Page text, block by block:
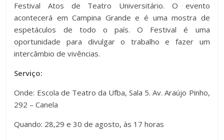
m
Festival Atos de Teatro Universitário. O evento
acontecerá em Campina Grande e é uma mostra de
espetáculos de todo o país. O Festival é uma
oportunidade para divulgar o trabalho e fazer um
intercâmbio de vivências.
Serviço:
Onde: Escola de Teatro da Ufba, Sala 5. Av. Araújo Pinho,
292 – Canela
Quando: 28,29 e 30 de agosto, às 17 horas